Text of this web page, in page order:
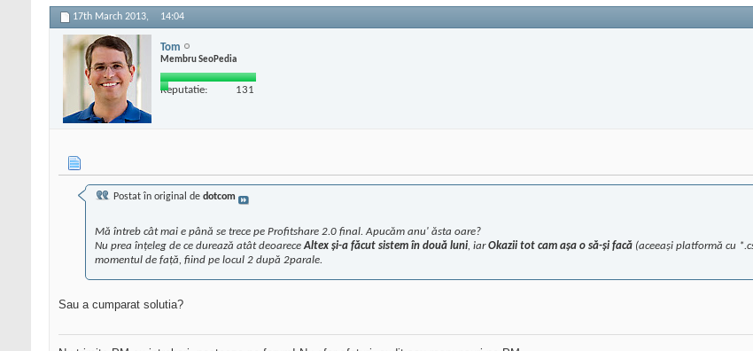
17th March 2013, 14:04
Tom
Membru SeoPedia
Reputatie: 131
Postat în original de dotcom
Mă întreb cât mai e până se trece pe Profitshare 2.0 final. Apucăm anu' ăsta oare?
Nu prea înțeleg de ce durează atât deoareceAltex și-a făcut sistem în două luni, iarOkazii tot cam așa o să-și facă (aceeași platformă cu
momentul de față, fiind pe locul 2 după 2parale.
Sau a cumparat solutia?